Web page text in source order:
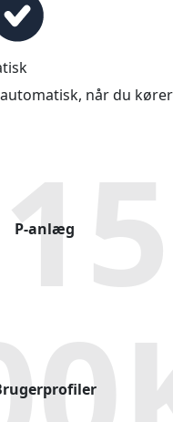
når du kører
215
P-anlæg